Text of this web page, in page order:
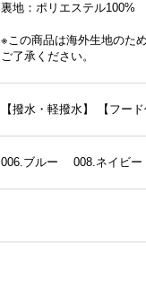
裏地：ポリエステル100%
※この商品は海外生地のた
ご了承ください。
【撥水・軽撥水】 【フード
006.ブルー 008.ネイビ